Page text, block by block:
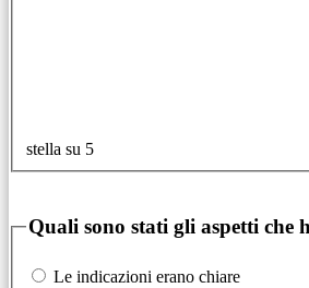
stella su 5
Quali sono stati gli aspetti che
Le indicazioni erano chiare